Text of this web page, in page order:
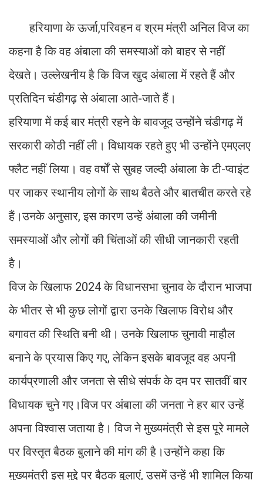
हरियाणा के ऊर्जा,परिवहन व श्रम मंत्री अनिल विज का
कहना है कि वह अंबाला की समस्याओं को बाहर से नहीं
देखते। उल्लेखनीय है कि विज खुद अंबाला में रहते हैं और
प्रतिदिन चंडीगढ़ से अंबाला आते-जाते हैं।
हरियाणा में कई बार मंत्री रहने के बावजूद उन्होंने चंडीगढ़ में
सरकारी कोठी नहीं ली। विधायक रहते हुए भी उन्होंने एमएलए
फ्लैट नहीं लिया। वह वर्षों से सुबह जल्दी अंबाला के टी-प्वाइंट
पर जाकर स्थानीय लोगों के साथ बैठते और बातचीत करते रहे
हैं।उनके अनुसार, इस कारण उन्हें अंबाला की जमीनी
समस्याओं और लोगों की चिंताओं की सीधी जानकारी रहती
है।
विज के खिलाफ 2024 के विधानसभा चुनाव के दौरान भाजपा
के भीतर से भी कुछ लोगों द्वारा उनके खिलाफ विरोध और
बगावत की स्थिति बनी थी। उनके खिलाफ चुनावी माहौल
बनाने के प्रयास किए गए, लेकिन इसके बावजूद वह अपनी
कार्यप्रणाली और जनता से सीधे संपर्क के दम पर सातवीं बार
विधायक चुने गए।विज पर अंबाला की जनता ने हर बार उन्हें
अपना विश्वास जताया है। विज ने मुख्यमंत्री से इस पूरे मामले
पर विस्तृत बैठक बुलाने की मांग की है।उन्होंने कहा कि
मुख्यमंत्री इस मुद्दे पर बैठक बुलाएं, उसमें उन्हें भी शामिल किया